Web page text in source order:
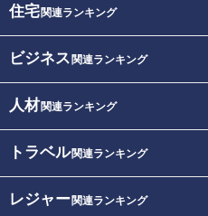
住宅関連ランキング
ビジネス 関連ランキング
人材関連ランキング
トラベル関連ランキング
レジャー関連ランキング